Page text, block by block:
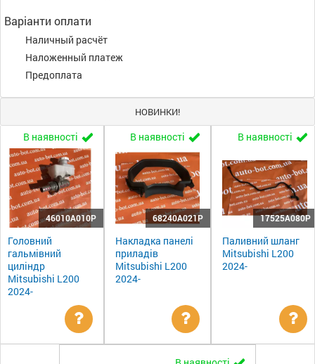
Варіанти оплати
Наличный расчёт
Наложенный платеж
Предоплата
НОВИНКИ!
В наявності
46010A010P
Головний
гальмівний
циліндр
Mitsubishi L200
2024-
Уточнити
В наявності
68240A021P
Накладка панелі
приладів
Mitsubishi L200
2024-
Уточнити
В наявності
17525A080P
Паливний шланг
Mitsubishi L200
2024-